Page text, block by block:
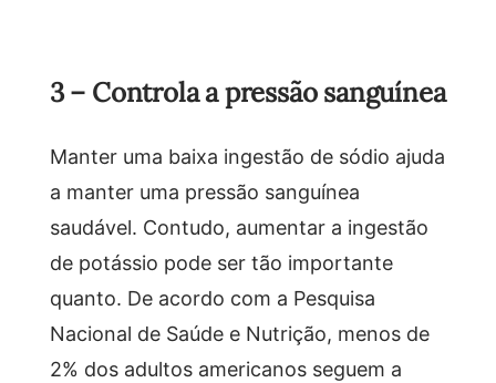
3 – Controla a pressão sanguínea
Manter uma baixa ingestão de sódio ajuda
a manter uma pressão sanguínea
saudável. Contudo, aumentar a ingestão
de potássio pode ser tão importante
quanto. De acordo com a Pesquisa
Nacional de Saúde e Nutrição, menos de
2% dos adultos americanos seguem a